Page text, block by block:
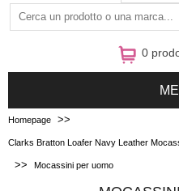
0
Homepage >>
Clarks Bratton Loafer Navy Leather
>> Mocassini per uomo